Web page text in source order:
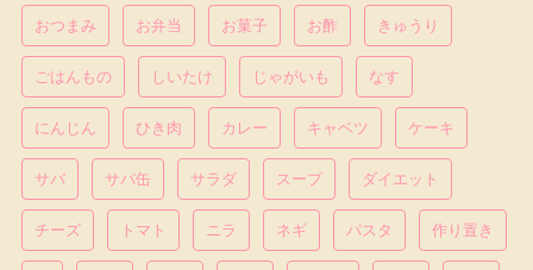
おつまみ お弁当 お菓子 お酢 きゅうり
ごはんもの しいたけ じゃがいも なす
にんじん ひき肉 カレー キャベツ ケーキ
サバ サバ缶 サラダ スープ ダイエット
チーズ トマト ニラ ネギ パスタ 作り置き